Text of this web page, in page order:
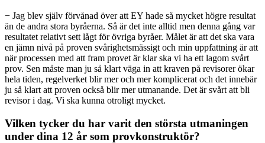
− Jag blev själv förvånad över att EY hade så mycket högre resultat
än de andra stora byråerna. Så är det inte alltid men denna gång var
resultatet relativt sett lågt för övriga byråer. Målet är att det ska vara
en jämn nivå på proven svårighetsmässigt och min uppfattning är att
när processen med att fram provet är klar ska vi ha ett lagom svårt
prov. Sen måste man ju så klart väga in att kraven på revisorer ökar
hela tiden, regelverket blir mer och mer komplicerat och det innebär
ju så klart att proven också blir mer utmanande. Det är svårt att bli
revisor i dag. Vi ska kunna otroligt mycket.
Vilken tycker du har varit den största utmaningen
under dina 12 år som provkonstruktör?